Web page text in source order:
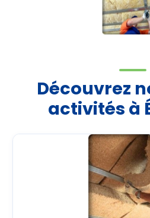
Découvrez
activités à